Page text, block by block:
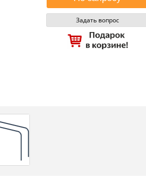
Задать вопрос